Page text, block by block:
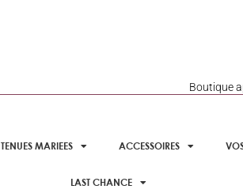
Boutique
TENUES MARIEES ACCESSOIRES
LAST CHANCE